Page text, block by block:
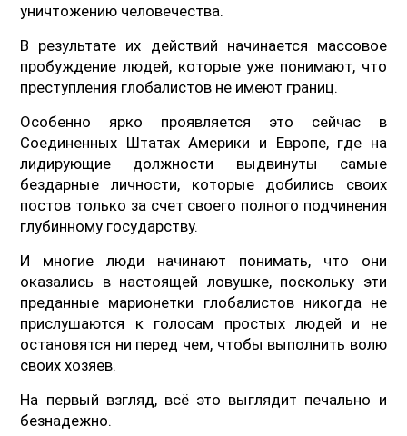
уничтожению человечества.
В результате их действий начинается массовое
пробуждение людей, которые уже понимают, что
преступления глобалистов не имеют границ.
Особенно ярко проявляется это сейчас в
Соединенных Штатах Америки и Европе, где на
лидирующие должности выдвинуты самые
бездарные личности, которые добились своих
постов только за счет своего полного подчинения
глубинному государству.
И многие люди начинают понимать, что они
оказались в настоящей ловушке, поскольку эти
преданные марионетки глобалистов никогда не
прислушаются к голосам простых людей и не
остановятся ни перед чем, чтобы выполнить волю
своих хозяев.
На первый взгляд, всё это выглядит печально и
безнадежно.